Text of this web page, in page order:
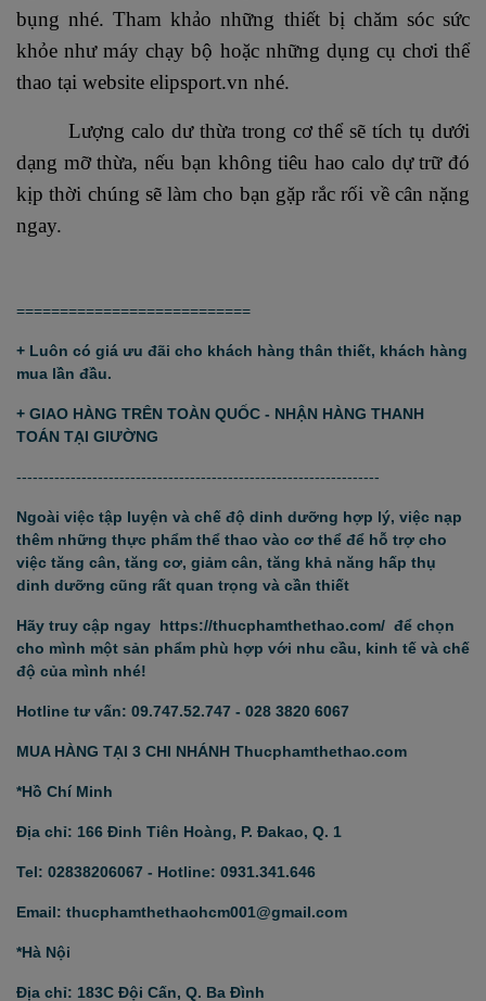
bụng nhé. Tham khảo những thiết bị chăm sóc sức
khỏe như máy chạy bộ hoặc những dụng cụ chơi thể
thao tại website elipsport.vn nhé.
Lượng calo dư thừa trong cơ thể sẽ tích tụ dưới
dạng mỡ thừa, nếu bạn không tiêu hao calo dự trữ đó
kịp thời chúng sẽ làm cho bạn gặp rắc rối về cân nặng
ngay.
===========================
+ Luôn có giá ưu đãi cho khách hàng thân thiết, khách hàng
mua lần đầu.
+ GIAO HÀNG TRÊN TOÀN QUỐC - NHẬN HÀNG THANH
TOÁN TẠI GIƯỜNG
-------------------------------------------------------------------
Ngoài việc tập luyện và chế độ dinh dưỡng hợp lý, việc nạp
thêm những thực phẩm thể thao vào cơ thể để hỗ trợ cho
việc tăng cân, tăng cơ, giảm cân, tăng khả năng hấp thụ
dinh dưỡng cũng rất quan trọng và cần thiết
Hãy truy cập ngay https://thucphamthethao.com/ để chọn
cho mình một sản phẩm phù hợp với nhu cầu, kinh tế và chế
độ của mình nhé!
Hotline tư vấn: 09.747.52.747 - 028 3820 6067
MUA HÀNG TẠI 3 CHI NHÁNH Thucphamthethao.com
*Hồ Chí Minh
Địa chỉ: 166 Đinh Tiên Hoàng, P. Đakao, Q. 1
Tel: 02838206067 - Hotline: 0931.341.646
Email: thucphamthethaohcm001@gmail.com
*Hà Nội
Địa chỉ: 183C Đội Cấn, Q. Ba Đình